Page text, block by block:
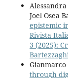
Joel Osea
epistemic
Rivista
3 (2025):
through